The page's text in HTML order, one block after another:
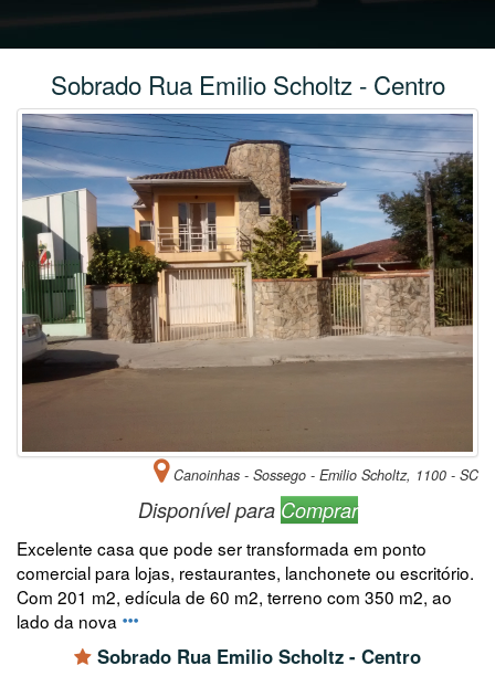
Sobrado Rua Emilio Scholtz - Centro
Canoinhas - Sossego - Emilio Scholtz, 1100 - SC
Disponível para Comprar
Excelente casa que pode ser transformada em ponto
comercial para lojas, restaurantes, lanchonete ou escritório.
Com 201 m2, edícula de 60 m2, terreno com 350 m2, ao
lado da nova
Sobrado Rua Emilio Scholtz - Centro